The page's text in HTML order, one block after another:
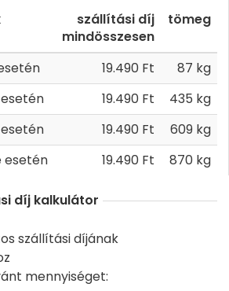
szállítási díj
mindösszesen
tömeg
19.490 Ft
87 kg
19.490 Ft
435 kg
19.490 Ft
609 kg
esetén 19.490 Ft 870 kg
díj kalkulátor
szállítási díjának
mennyiséget: